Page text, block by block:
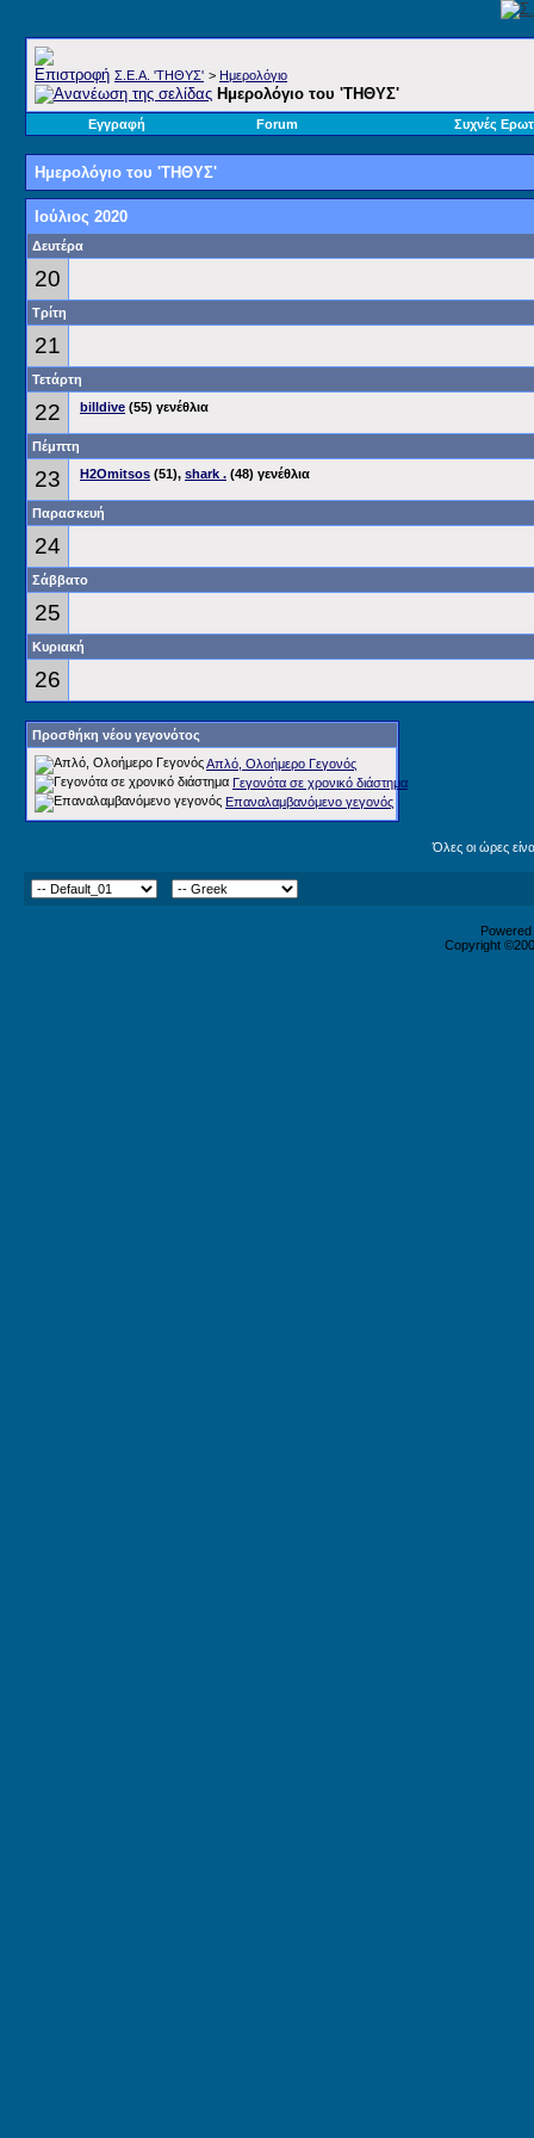
Σ.E.A. 'ΤΗΘΥΣ' > Ημερολόγιο
Ημερολόγιο του 'ΤΗΘΥΣ'
Εγγραφή Forum Συχνές
Ημερολόγιο του 'ΤΗΘΥΣ'
Ιούλιος 2020
Δευτέρα
20
Τρίτη
21
Τετάρτη
22 billdive (55) γενέθλια
Πέμπτη
23 H2Omitsos (51), shark . (48) γενέθλια
Παρασκευή
24
Σάββατο
25
Κυριακή
26
Προσθήκη νέου γεγονότος
Απλό, Ολοήμερο Γεγονός
Γεγονότα σε χρονικό διάστημα
Επαναλαμβανόμενο γεγονός
Όλες οι ώρες
Copyright